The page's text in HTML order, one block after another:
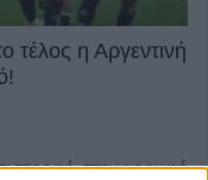
η Αργεντινή
στην κορυφή